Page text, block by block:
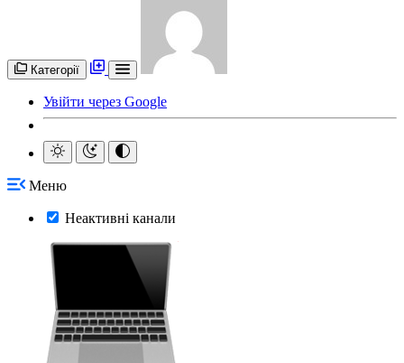
Категорії
Увійти через Google
Меню
Неактивні канали